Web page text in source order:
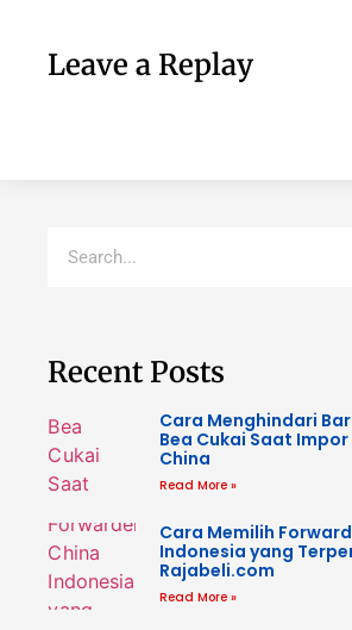
Leave a Replay
Recent Posts
Cara Menghindari
Bea Cukai Saat
China
Read More »
Cara Memilih
Indonesia yang
Rajabeli.com
Read More »